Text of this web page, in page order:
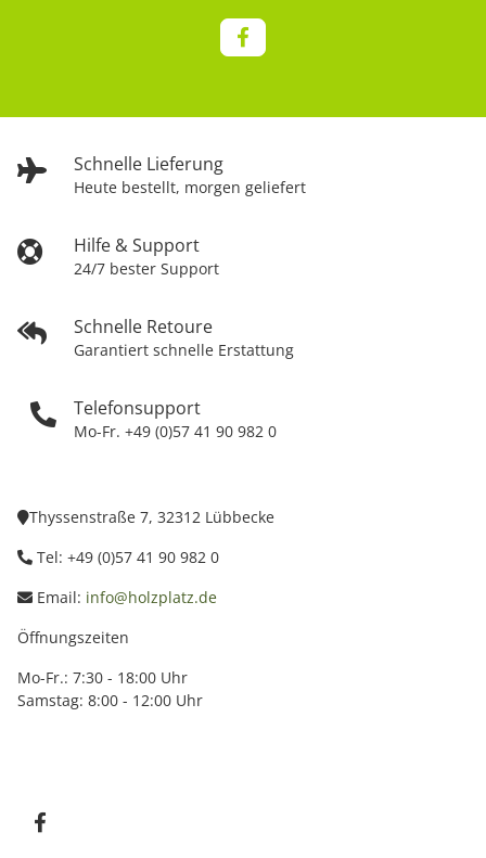
Schnelle Lieferung
Heute bestellt, morgen geliefert
Hilfe & Support
24/7 bester Support
Schnelle Retoure
Garantiert schnelle Erstattung
Telefonsupport
Mo-Fr. +49 (0)57 41 90 982 0
Thyssenstraße 7, 32312 Lübbecke
Tel: +49 (0)57 41 90 982 0
Email: info@holzplatz.de
Öffnungszeiten
Mo-Fr.: 7:30 - 18:00 Uhr
Samstag: 8:00 - 12:00 Uhr